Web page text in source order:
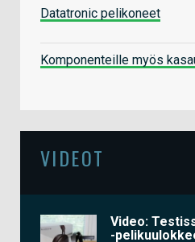
Datatronic pelikoneet
Komponenteille myös
VIDEOT
Video:
-